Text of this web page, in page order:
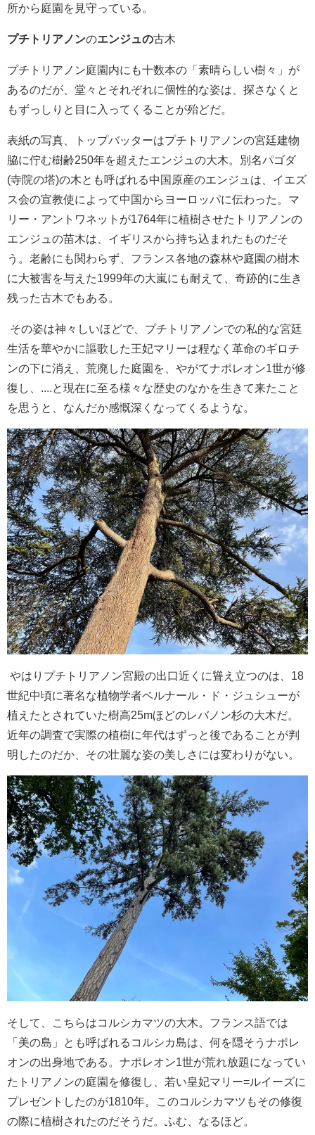
所から庭園を見守っている。
プチトリアノンのエンジュの古木
プチトリアノン庭園内にも十数本の「素晴らしい樹々」が
あるのだが、堂々とそれぞれに個性的な姿は、探さなくと
もずっしりと目に入ってくることが殆どだ。
表紙の写真、トップバッターはプチトリアノンの宮廷建物
脇に佇む樹齢250年を超えたエンジュの大木。別名パゴダ
(寺院の塔)の木とも呼ばれる中国原産のエンジュは、イエズ
ス会の宣教使によって中国からヨーロッパに伝わった。マ
リー・アントワネットが1764年に植樹させたトリアノンの
エンジュの苗木は、イギリスから持ち込まれたものだそ
う。老齢にも関わらず、フランス各地の森林や庭園の樹木
に大被害を与えた1999年の大嵐にも耐えて、奇跡的に生き
残った古木でもある。
その姿は神々しいほどで、プチトリアノンでの私的な宮廷
生活を華やかに謳歌した王妃マリーは程なく革命のギロチ
ンの下に消え、荒廃した庭園を、やがてナポレオン1世が修
復し、....と現在に至る様々な歴史のなかを生きて来たこと
を思うと、なんだか感慨深くなってくるような。
やはりプチトリアノン宮殿の出口近くに聳え立つのは、18
世紀中頃に著名な植物学者ベルナール・ド・ジュシューが
植えたとされていた樹高25mほどのレバノン杉の大木だ。
近年の調査で実際の植樹に年代はずっと後であることが判
明したのだか、その壮麗な姿の美しさには変わりがない。
そして、こちらはコルシカマツの大木。フランス語では
「美の島」とも呼ばれるコルシカ島は、何を隠そうナポレ
オンの出身地である。ナポレオン1世が荒れ放題になってい
たトリアノンの庭園を修復し、若い皇妃マリー=ルイーズに
プレゼントしたのが1810年。このコルシカマツもその修復
の際に植樹されたのだそうだ。ふむ、なるほど。